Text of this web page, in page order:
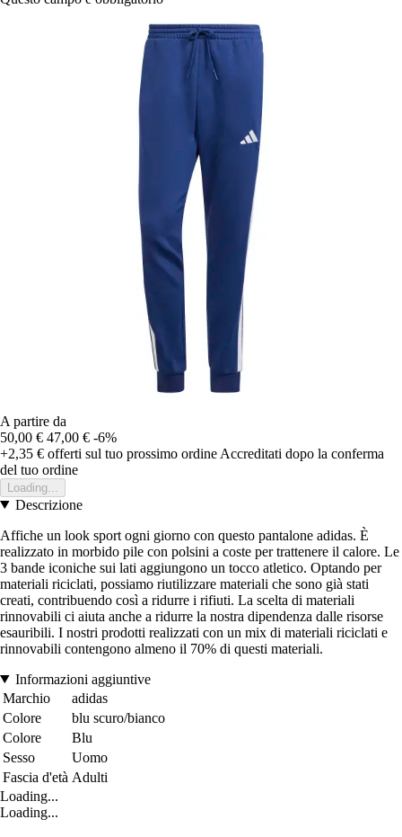
A partire da
50,00 € 47,00 € -6%
+2,35 € offerti sul tuo prossimo ordine Accreditati dopo la conferma
del tuo ordine
Loading...
Descrizione
Affiche un look sport ogni giorno con questo pantalone adidas. È
realizzato in morbido pile con polsini a coste per trattenere il calore. Le
3 bande iconiche sui lati aggiungono un tocco atletico. Optando per
materiali riciclati, possiamo riutilizzare materiali che sono già stati
creati, contribuendo così a ridurre i rifiuti. La scelta di materiali
rinnovabili ci aiuta anche a ridurre la nostra dipendenza dalle risorse
esauribili. I nostri prodotti realizzati con un mix di materiali riciclati e
rinnovabili contengono almeno il 70% di questi materiali.
Informazioni aggiuntive
Marchio
adidas
Colore
blu scuro/bianco
Colore
Blu
Sesso
Uomo
Fascia d'età Adulti
Loading...
Loading...